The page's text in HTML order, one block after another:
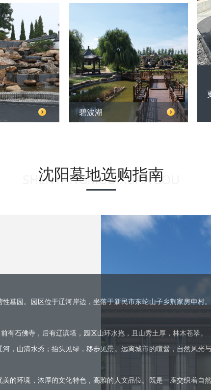
碧波湖
沈阳墓地选购指南
SHENYANGMUDIXUANGOU
墓园。园区位于辽河岸边，坐落于新民市东蛇山子乡荆家房申村
有石佛寺，后有辽滨塔，园区山环水抱，且山秀土厚，林木苍翠。
，山清水秀；抬头见绿，移步见景。远离城市的喧嚣，自然风光
的环境，浓厚的文化特色，高雅的人文品位。既是一座交织着自